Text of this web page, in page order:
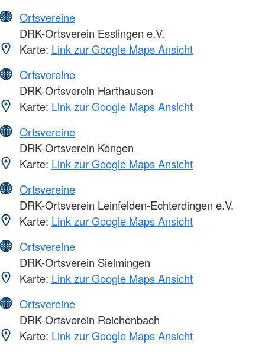
Ortsvereine
DRK-Ortsverein Esslingen e.V.
Karte: Link zur Google Maps Ansicht
Ortsvereine
DRK-Ortsverein Harthausen
Karte: Link zur Google Maps Ansicht
Ortsvereine
DRK-Ortsverein Köngen
Karte: Link zur Google Maps Ansicht
Ortsvereine
DRK-Ortsverein Leinfelden-Echterdingen e.V.
Karte: Link zur Google Maps Ansicht
Ortsvereine
DRK-Ortsverein Sielmingen
Karte: Link zur Google Maps Ansicht
Ortsvereine
DRK-Ortsverein Reichenbach
Karte: Link zur Google Maps Ansicht